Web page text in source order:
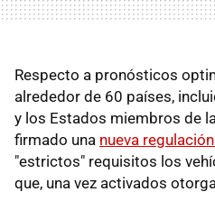
Respecto a pronósticos
alrededor de 60 países,
y los Estados miembros de
firmado una nueva
"estrictos" requisitos los
que, una vez activados